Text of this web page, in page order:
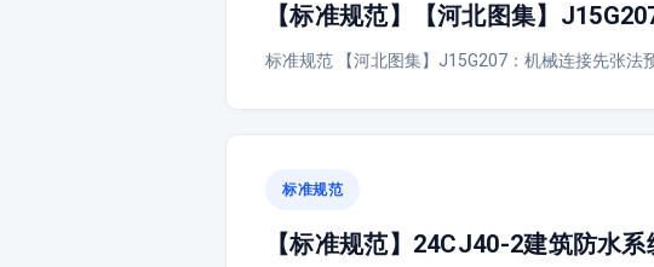
【标准规范】【河北图集】
标准规范 【河北图集】J15G207：机械连接先张法
标准规范
【标准规范】24CJ40-2建筑防水